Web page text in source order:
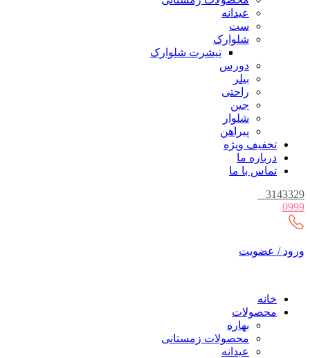
عیدانه
ست
شلوارک
تیشرت شلوارک
دورس
بیلر
راحتی
جین
شلوار
پیراهن
تخفیف ویژه
درباره ما
تماس با ما
_
/ عضویت
خانه
محصولات
بهاره
محصولات زمستانی
عیدانه